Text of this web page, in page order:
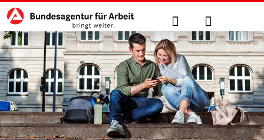
zu den Hauptinhalten springen
Hauptnavigation Suche Anmelden